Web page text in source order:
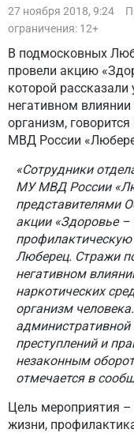
27 ноября 2018, 9:24
ограничения: 12+
В подмосковных
провели акцию
которой
негативном влиянии
организм,
МВД России
«Сотрудники
МУ МВД России
представителями
акции «Здоровье –
Люберец. Стражи
негативном
наркотических
организм
административной
преступлений и
незаконным
отмечается в
Цель мероприятия –
жизни,